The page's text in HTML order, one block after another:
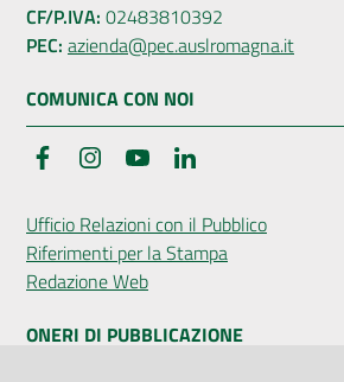
CF/P.IVA: 02483810392
PEC: azienda@pec.auslromagna.it
COMUNICA CON NOI
FacebookInstagramYouTube
Ufficio Relazioni con il Pubblico
Riferimenti per la Stampa
Redazione Web
ONERI DI PUBBLICAZIONE